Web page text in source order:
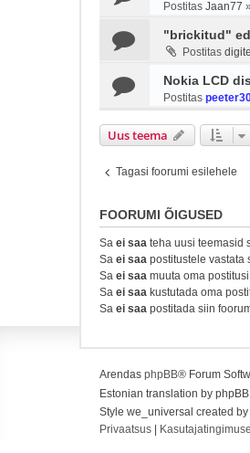
Postitas Jaan77 »
"brickitud"
Postitas
Nokia LCD
Postitas
Uus teema
Tagasi foorumi esilehele
FOORUMI ÕIGUSED
Sa ei saa teha uusi teemasid
Sa ei saa postitustele vastata
Sa ei saa muuta oma
Sa ei saa kustutada oma
Sa ei saa postitada siin
Arendas phpBB® Forum
Estonian translation by
Style we_universal created by
Privaatsus